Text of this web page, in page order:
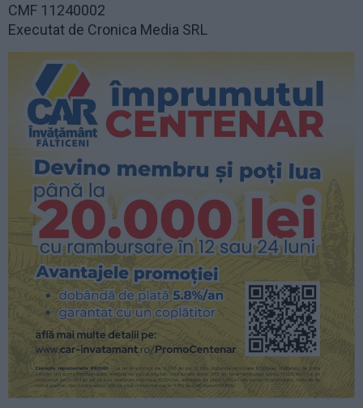
CMF 11240002
Executat de Cronica Media SRL